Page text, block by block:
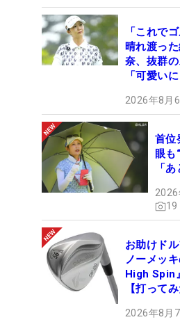
「これで
晴れ渡っ
奈、抜群
「可愛い
2026年8月
首位
眼
「
19
お助けド
ノーメッ
High Spin
【打ってみ
2026年8月